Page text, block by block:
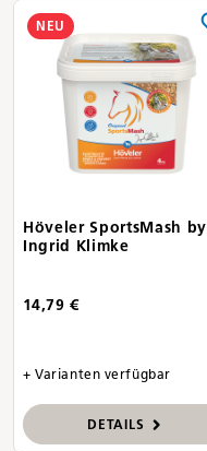
NEU
Höveler SportsMash by
Ingrid Klimke
14,79 €
+ Varianten verfügbar
DETAILS